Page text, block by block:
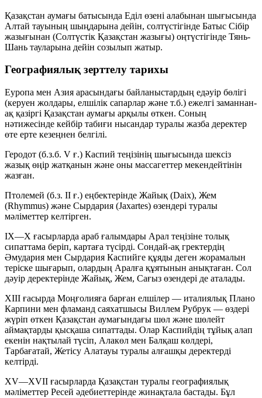
Қазақстан аумағы батысында Еділ өзені алабынан шығысында
Алтай тауының шыңдарына дейін, солтүстігінде Батыс Сібір
жазығынан (Солтүстік Қазақстан жазығы) оңтүстігінде Тянь-
Шань тауларына дейін созылып жатыр.
Географиялық зерттелу тарихы
Еуропа мен Азия арасындағы байланыстардың едәуір бөлігі
(керуен жолдары, елшілік сапарлар және т.б.) ежелгі заманнан-
ақ қазіргі Қазақстан аумағы арқылы өткен. Соның
нәтижесінде кейбір табиғи нысандар туралы жазба деректер
өте ерте кезеңнен белгілі.
Геродот (б.з.б. V ғ.) Каспий теңізінің шығысында шексіз
жазық өңір жатқанын және оны массагеттер мекендейтінін
жазған.
Птолемей (б.з. II ғ.) еңбектерінде Жайық (Daix), Жем
(Rhymmus) және Сырдария (Jaxartes) өзендері туралы
мәліметтер келтірген.
IX—X ғасырларда араб ғалымдары Арал теңізіне толық
сипаттама беріп, картаға түсірді. Сондай-ақ гректердің
Әмудария мен Сырдария Каспийге құяды деген жорамалын
теріске шығарып, олардың Аралға құятынын анықтаған. Сол
дәуір деректерінде Жайық, Жем, Сағыз өзендері де аталады.
XIII ғасырда Моңғолияға барған елшілер — италиялық Плано
Карпини мен фламанд саяхатшысы Виллем Рубрук — өздері
жүріп өткен Қазақстан аумағындағы шөл және шөлейт
аймақтарды қысқаша сипаттады. Олар Каспийдің тұйық алап
екенін нақтылай түсіп, Алакөл мен Балқаш көлдері,
Тарбағатай, Жетісу Алатауы туралы алғашқы деректерді
келтірді.
XV—XVII ғасырларда Қазақстан туралы географиялық
мәліметтер Ресей әдебиеттерінде жинақтала бастады. Бұл